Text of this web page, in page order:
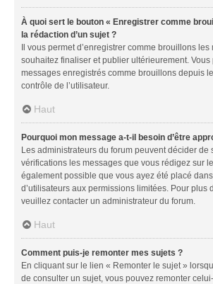
À quoi sert le bouton « Enregistrer comme
la rédaction d’un sujet ?
Il vous permet d’enregistrer comme brouillons
souhaitez finaliser et publier ultérieurement.
messages enregistrés comme brouillons depuis
contrôle de l’utilisateur.
Haut
Pourquoi mon message a-t-il besoin d’être
Les administrateurs du forum peuvent décider de
vérifications les messages que vous rédigez sur
également possible que vous ayez été placé
d’utilisateurs aux permissions limitées. Pour plus
veuillez contacter un administrateur du forum.
Haut
Comment puis-je remonter mes sujets ?
En cliquant sur le lien « Remonter le sujet »
de consulter un sujet, vous pouvez remonter